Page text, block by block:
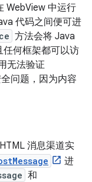
WebView 中运行
代码之间便可进
方法会将 Java
任何框架都可以访
无法验证
问题，因为内容
消息渠道实
进
和